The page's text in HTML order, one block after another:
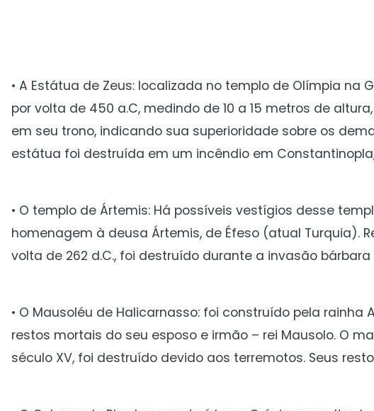
• A Estátua de Zeus: localizada no templo de Olímpia
por volta de 450 a.C, medindo de 10 a 15 metros de
em seu trono, indicando sua superioridade sobre os
estátua foi destruída em um incêndio em
• O templo de Ártemis: Há possíveis vestígios desse
homenagem à deusa Ártemis, de Éfeso (atual Turquia).
volta de 262 d.C., foi destruído durante a invasão
• O Mausoléu de Halicarnasso: foi construído pela
restos mortais do seu esposo e irmão – rei Mausolo. O
século XV, foi destruído devido aos terremotos. Seus